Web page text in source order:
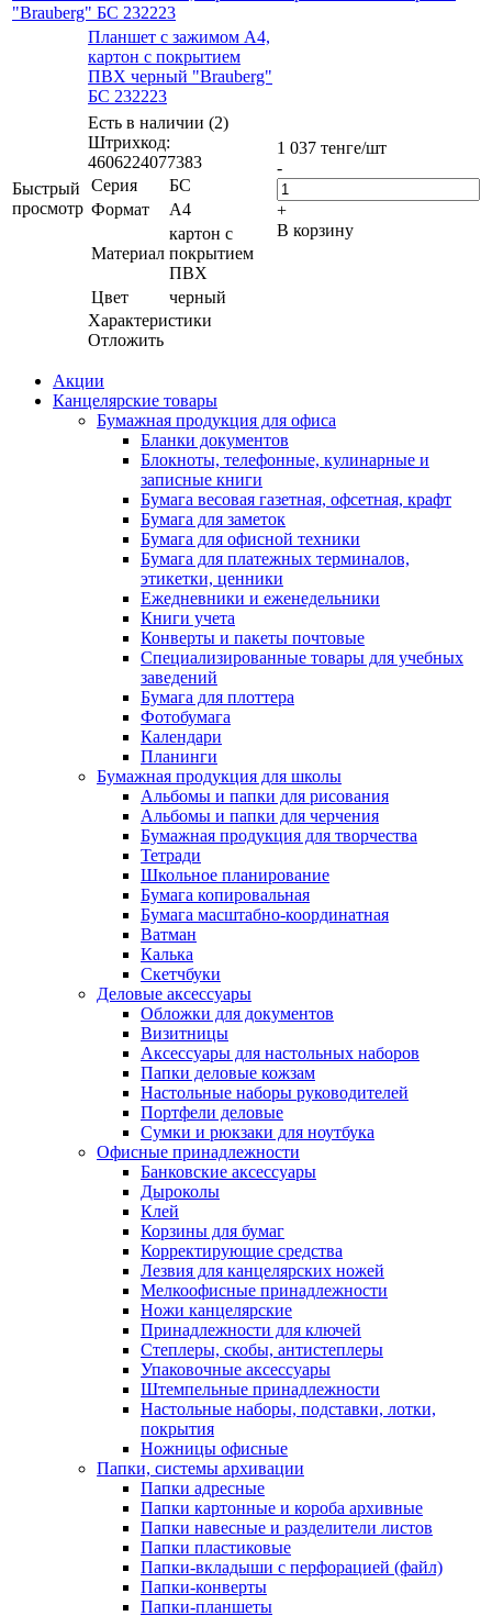
"Brauberg" БС 232223
Быстрый
просмотр
Планшет с зажимом А4,
картон с покрытием
ПВХ черный "Brauberg"
БС 232223
Есть в наличии (2)
Штрихкод:
4606224077383
Серия
БС
Формат
А4
Материал
картон с
покрытием
ПВХ
Цвет
черный
Характеристики
Отложить
1 037 тенге/шт
-
+
В корзину
Акции
Канцелярские товары
Бумажная продукция для офиса
Бланки документов
Блокноты, телефонные, кулинарные и
записные книги
Бумага весовая газетная, офсетная, крафт
Бумага для заметок
Бумага для офисной техники
Бумага для платежных терминалов,
этикетки, ценники
Ежедневники и еженедельники
Книги учета
Конверты и пакеты почтовые
Специализированные товары для учебных
заведений
Бумага для плоттера
Фотобумага
Календари
Планинги
Бумажная продукция для школы
Альбомы и папки для рисования
Альбомы и папки для черчения
Бумажная продукция для творчества
Тетради
Школьное планирование
Бумага копировальная
Бумага масштабно-координатная
Ватман
Калька
Скетчбуки
Деловые аксессуары
Обложки для документов
Визитницы
Аксессуары для настольных наборов
Папки деловые кожзам
Настольные наборы руководителей
Портфели деловые
Сумки и рюкзаки для ноутбука
Офисные принадлежности
Банковские аксессуары
Дыроколы
Клей
Корзины для бумаг
Корректирующие средства
Лезвия для канцелярских ножей
Мелкоофисные принадлежности
Ножи канцелярские
Принадлежности для ключей
Степлеры, скобы, антистеплеры
Упаковочные аксессуары
Штемпельные принадлежности
Настольные наборы, подставки, лотки,
покрытия
Ножницы офисные
Папки, системы архивации
Папки адресные
Папки картонные и короба архивные
Папки навесные и разделители листов
Папки пластиковые
Папки-вкладыши с перфорацией (файл)
Папки-конверты
Папки-планшеты